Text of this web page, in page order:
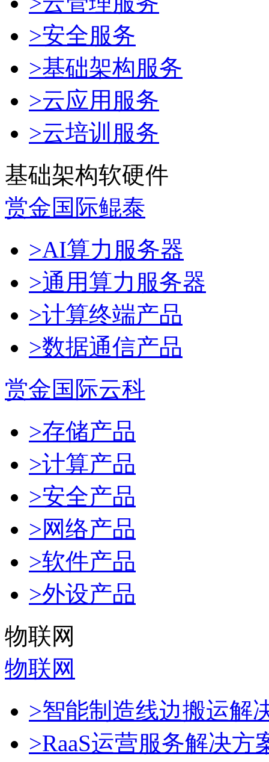
>安全服务
>基础架构服务
>云应用服务
>云培训服务
基础架构软硬件
赏金国际鲲泰
>AI算力服务器
>通用算力服务器
>计算终端产品
>数据通信产品
赏金国际云科
>存储产品
>计算产品
>安全产品
>网络产品
>软件产品
>外设产品
物联网
物联网
>智能制造线边搬运解
>RaaS运营服务解决方